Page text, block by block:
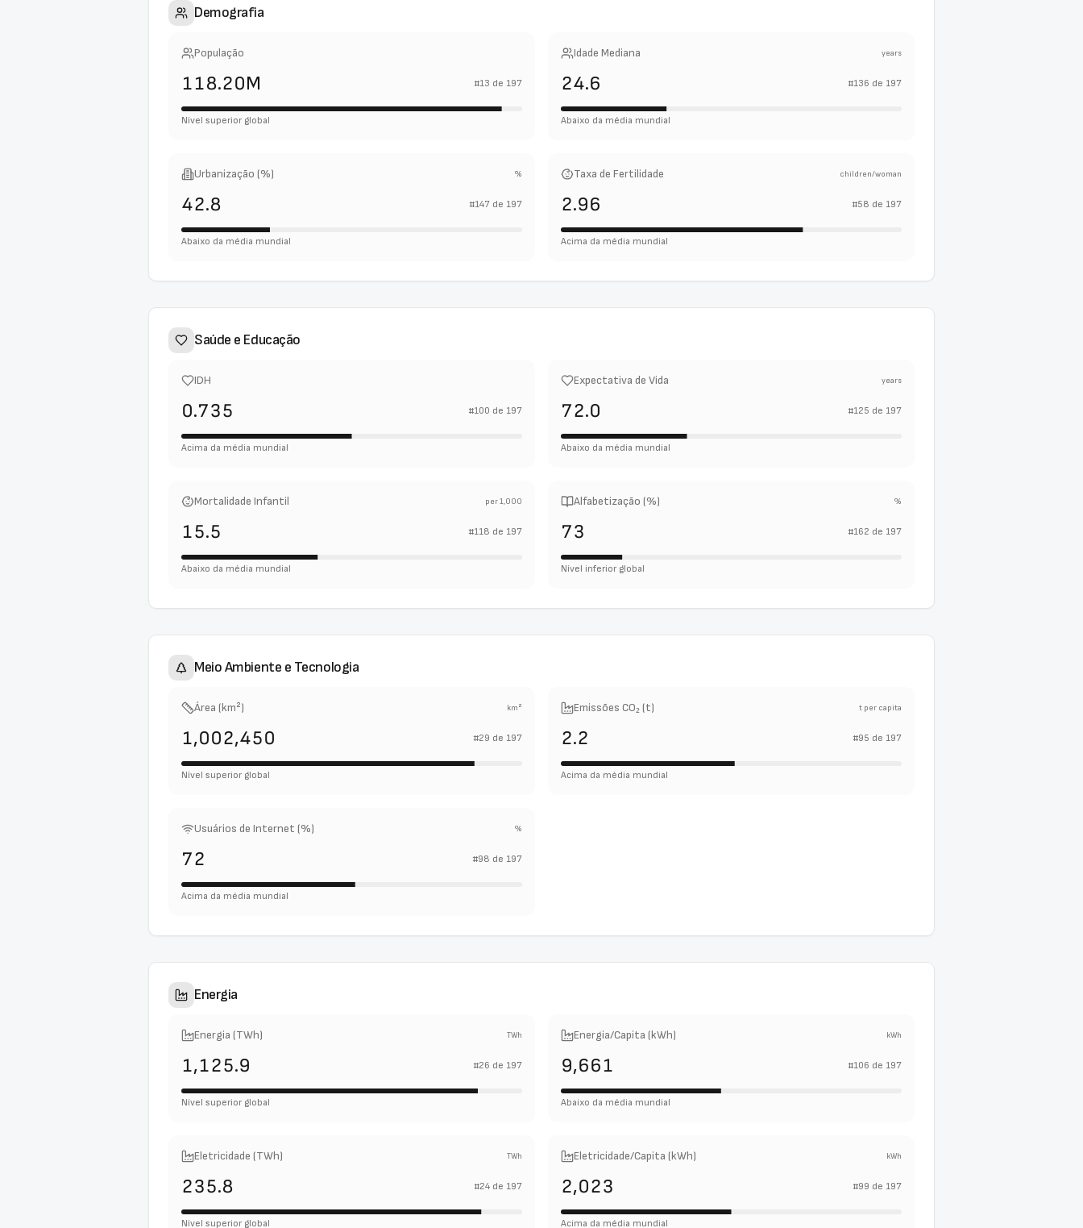
Demografia
População
118.20M #13 de 197
Nível superior global
Idade Mediana years
24.6 #136 de 197
Abaixo da média mundial
Urbanização (%) %
42.8 #147 de 197
Abaixo da média mundial
Taxa de Fertilidade children/woman
2.96 #58 de 197
Acima da média mundial
Saúde e Educação
IDH
0.735 #100 de 197
Acima da média mundial
Expectativa de Vida years
72.0 #125 de 197
Abaixo da média mundial
Mortalidade Infantil per 1,000
15.5 #118 de 197
Abaixo da média mundial
Alfabetização (%) %
73 #162 de 197
Nível inferior global
Meio Ambiente e Tecnologia
Área (km²) km²
1,002,450 #29 de 197
Nível superior global
Emissões CO₂ (t) t per capita
2.2 #95 de 197
Acima da média mundial
Usuários de Internet (%) %
72 #98 de 197
Acima da média mundial
Energia
Energia (TWh) TWh
1,125.9 #26 de 197
Nível superior global
Energia/Capita (kWh) kWh
9,661 #106 de 197
Abaixo da média mundial
Eletricidade (TWh) TWh
235.8 #24 de 197
Nível superior global
Eletricidade/Capita (kWh) kWh
2,023 #99 de 197
Acima da média mundial